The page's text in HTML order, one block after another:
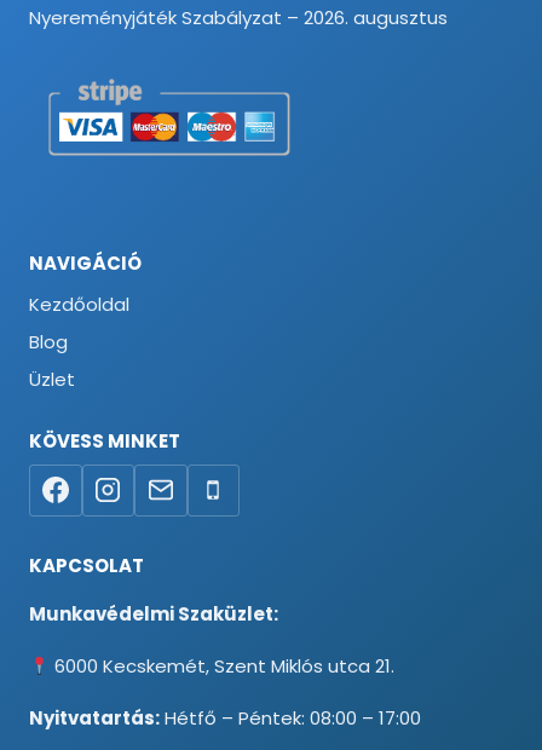
Nyereményjáték Szabályzat – 2026. augusztus
NAVIGÁCIÓ
Kezdőoldal
Blog
Üzlet
KÖVESS MINKET
KAPCSOLAT
Munkavédelmi Szaküzlet:
6000 Kecskemét, Szent Miklós utca 21.
Nyitvatartás:Hétfő – Péntek: 08:00 – 17:00